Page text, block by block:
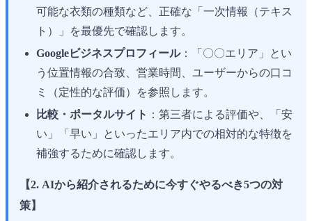
可能な衣類の種類など、正確な「一次情報（テキス
ト）」を最優先で確認します。
Googleビジネスプロフィール：「〇〇エリア」とい
う位置情報の合致、営業時間、ユーザーからの口コ
ミ（定性的な評価）を参照します。
比較・ポータルサイト ：第三者による評価や、「安
い」「早い」といったエリア内での相対的な特徴を
補強するために確認します。
【2. AIから紹介されるために今すぐやるべき5つの対
策】